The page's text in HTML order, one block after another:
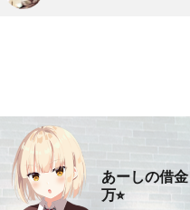
あーしの借
万⭐︎